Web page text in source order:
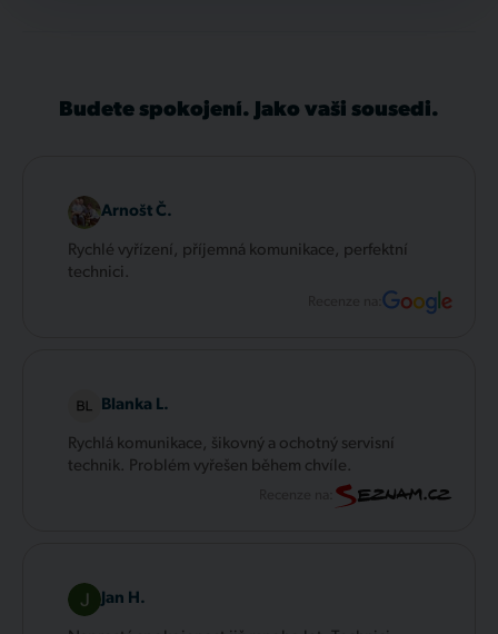
Budete spokojení. Jako vaši sousedi.
Arnošt Č.
Rychlé vyřízení, příjemná komunikace, perfektní
technici.
Recenze na:
Blanka L.
Rychlá komunikace, šikovný a ochotný servisní
technik. Problém vyřešen během chvíle.
Jan H.